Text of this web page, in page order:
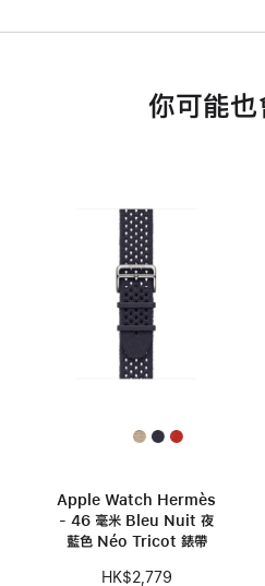
你可能也
Apple Watch Hermès
- 46 毫米 Bleu Nuit 夜
藍色 Néo Tricot 錶帶
HK$2,779